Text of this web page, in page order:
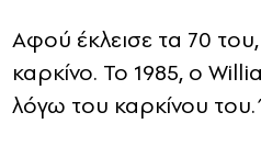
Αφού έκλεισε τα 70
καρκίνο. Το 1985, ο
λόγω του καρκίνου